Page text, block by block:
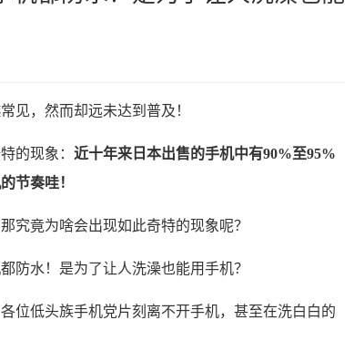
见，然而却远未达到普及！
的现象： 近十年来日本出售的手机中有90%至95%
节奏哇！
究竟为啥会出现如此奇特的现象呢？
位低头族手机党片刻离不开手机，甚至在洗白白的